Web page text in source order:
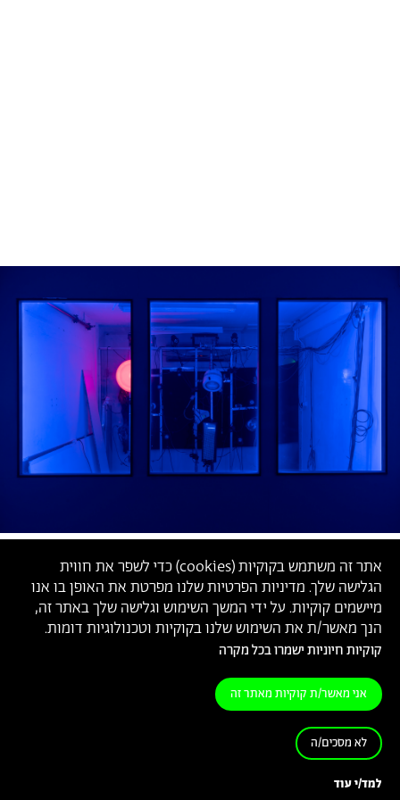
אתר זה משתמש בקוקיות (cookies) כדי לשפר את חווית
הגלישה שלך. מדיניות הפרטיות שלנו מפרטת את האופן בו אנו
מיישמים קוקיות. על ידי המשך השימוש וגלישה שלך באתר זה,
הנך מאשר/ת את השימוש שלנו בקוקיות וטכנולוגיות דומות.
קוקיות חיוניות ישמרו בכל מקרה
אני מאשר/ת קוקיות מאתר זה
לא מסכים/ה
למד/י עוד
יאן בולטוב, 2024 (צילום: דניאל חנוך)